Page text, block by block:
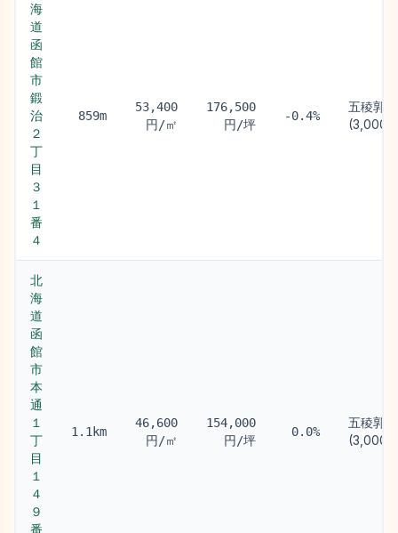
海
道
函
館
市
鍛
治
２
丁
目
３
１
番
４
859m
53,400
円/㎡
176,500
円/坪
-0.4%
五稜郭駅
北
海
道
函
館
市
本
通
１
丁
目
１
４
９
番
1.1km
46,600
円/㎡
154,000
円/坪
0.0%
五稜郭駅